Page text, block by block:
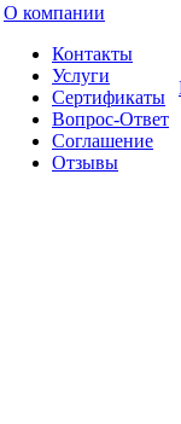
О компании
Контакты
Услуги
Сертификаты
Вопрос-Ответ
Соглашение
Отзывы